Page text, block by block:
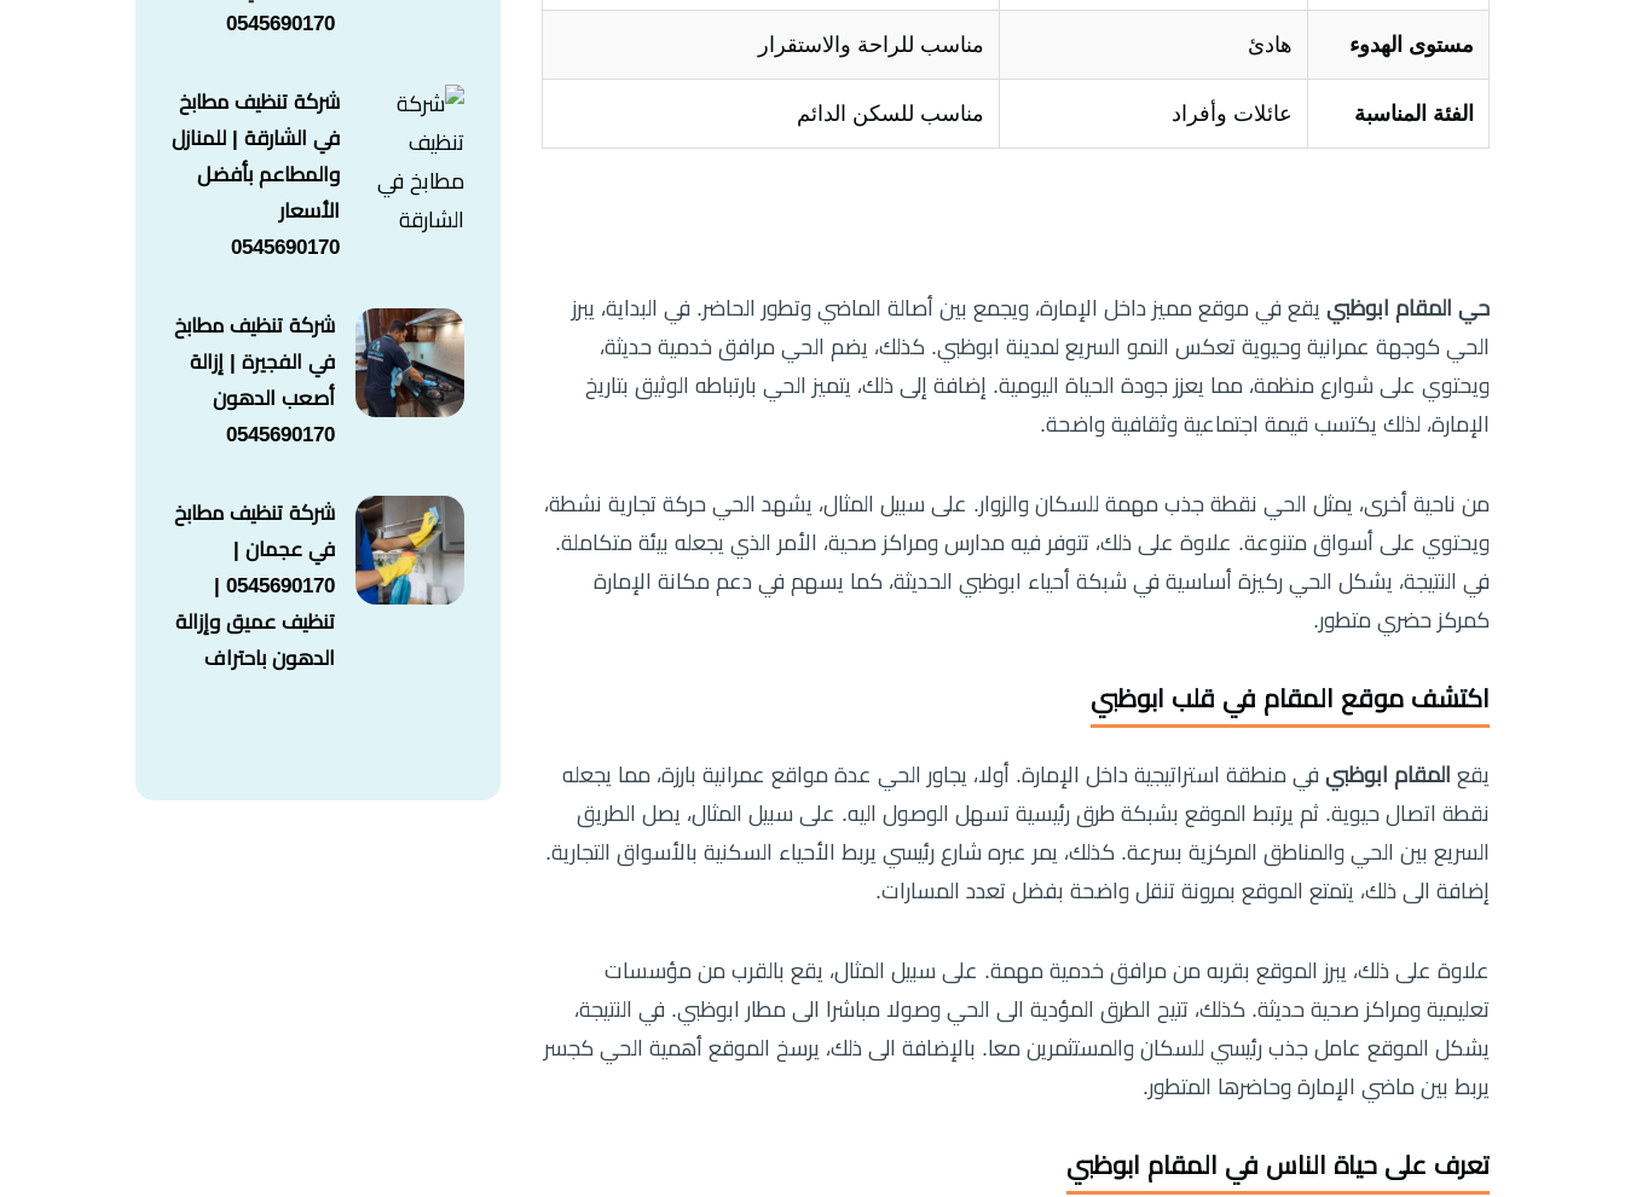
مستوى الهدوء هادئ مناسب للراحة والاستقرار
الفئة المناسبة عائلات وأفراد مناسب للسكن الدائم
حي المقام ابوظبي يقع في موقع مميز داخل الإمارة، ويجمع بين أصالة الماضي وتطور الحاضر. في البداية، يبرز
الحي كوجهة عمرانية وحيوية تعكس النمو السريع لمدينة ابوظبي. كذلك، يضم الحي مرافق خدمية حديثة،
ويحتوي على شوارع منظمة، مما يعزز جودة الحياة اليومية. إضافة إلى ذلك، يتميز الحي بارتباطه الوثيق بتاريخ
الإمارة، لذلك يكتسب قيمة اجتماعية وثقافية واضحة.
من ناحية أخرى، يمثل الحي نقطة جذب مهمة للسكان والزوار. على سبيل المثال، يشهد الحي حركة تجارية نشطة،
ويحتوي على أسواق متنوعة. علاوة على ذلك، تتوفر فيه مدارس ومراكز صحية، الأمر الذي يجعله بيئة متكاملة.
في النتيجة، يشكل الحي ركيزة أساسية في شبكة أحياء ابوظبي الحديثة، كما يسهم في دعم مكانة الإمارة
كمركز حضري متطور.
اكتشف موقع المقام في قلب ابوظبي
يقع المقام ابوظبي في منطقة استراتيجية داخل الإمارة. أولا، يجاور الحي عدة مواقع عمرانية بارزة، مما يجعله
نقطة اتصال حيوية. ثم يرتبط الموقع بشبكة طرق رئيسية تسهل الوصول اليه. على سبيل المثال، يصل الطريق
السريع بين الحي والمناطق المركزية بسرعة. كذلك، يمر عبره شارع رئيسي يربط الأحياء السكنية بالأسواق التجارية.
إضافة الى ذلك، يتمتع الموقع بمرونة تنقل واضحة بفضل تعدد المسارات.
علاوة على ذلك، يبرز الموقع بقربه من مرافق خدمية مهمة. على سبيل المثال، يقع بالقرب من مؤسسات
تعليمية ومراكز صحية حديثة. كذلك، تتيح الطرق المؤدية الى الحي وصولا مباشرا الى مطار ابوظبي. في النتيجة،
يشكل الموقع عامل جذب رئيسي للسكان والمستثمرين معا. بالإضافة الى ذلك، يرسخ الموقع أهمية الحي كجسر
يربط بين ماضي الإمارة وحاضرها المتطور.
تعرف على حياة الناس في المقام ابوظبي
0545690170
شركة تنظيف مطابخ
في الشارقة | للمنازل
والمطاعم بأفضل
الأسعار
0545690170
شركة تنظيف مطابخ
في الفجيرة | إزالة
أصعب الدهون
0545690170
شركة تنظيف مطابخ
في عجمان |
0545690170 |
تنظيف عميق وإزالة
الدهون باحتراف